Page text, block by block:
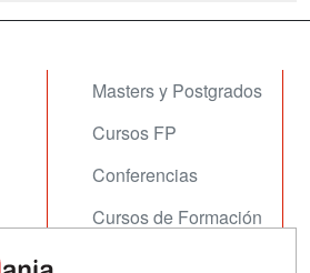
Masters y Postgrados
Cursos FP
Conferencias
Cursos de Formación